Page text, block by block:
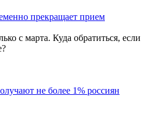
прекращает прием
с марта. Куда обратиться, если
не более 1% россиян